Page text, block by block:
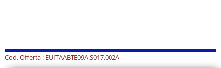
Styler
Cod. Offerta : EUITAABTE09A.S017.002A